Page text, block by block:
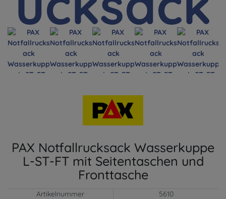
PAX Notfallrucksack Wasserkuppe
L-ST-FT mit Seitentaschen und
Fronttasche
Artikelnummer 5610